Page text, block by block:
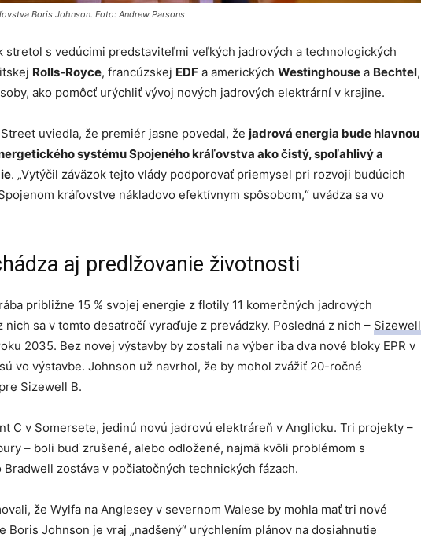
Boris Johnson. Foto: Andrew Parsons
stretol s vedúcimi predstaviteľmi veľkých jadrových a technologických
Rolls-Royce, francúzskej EDF a amerických Westinghouse a Bechtel,
ako pomôcť urýchliť vývoj nových jadrových elektrární v krajine.
uviedla, že premiér jasne povedal, že jadrová energia bude hlavnou
systému Spojeného kráľovstva ako čistý, spoľahlivý a
. „Vytýčil záväzok tejto vlády podporovať priemysel pri rozvoji budúcich
kráľovstve nákladovo efektívnym spôsobom,“ uvádza sa vo
aj predlžovanie životnosti
približne 15 % svojej energie z flotily 11 komerčných jadrových
nich sa v tomto desaťročí vyraďuje z prevádzky. Posledná z nich – Sizewell
2035. Bez novej výstavby by zostali na výber iba dva nové bloky EPR v
vo výstavbe. Johnson už navrhol, že by mohol zvážiť 20-ročné
Sizewell B.
C v Somersete, jedinú novú jadrovú elektráreň v Anglicku. Tri projekty –
– boli buď zrušené, alebo odložené, najmä kvôli problémom s
zostáva v počiatočných technických fázach.
že Wylfa na Anglesey v severnom Walese by mohla mať tri nové
Boris Johnson je vraj „nadšený“ urýchlením plánov na dosiahnutie